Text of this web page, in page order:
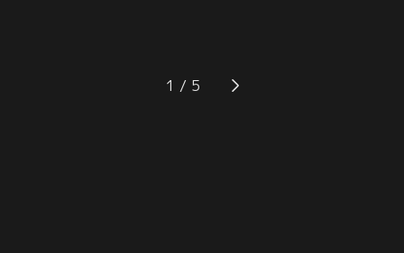
プロトガシャットで新たなグラファ
イトバグスターに変身。エグゼイ
戦いを続けようとする。が、恭太郎
はそんな永夢を「大切なのはチーム
1